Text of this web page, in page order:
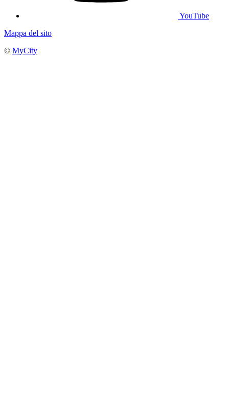
YouTube
Mappa del sito
© MyCity